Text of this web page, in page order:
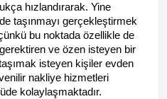
hızlandırarak. Yine
taşınmayı gerçekleştirmek
bu noktada özellikle de
ve özen isteyen bir
isteyen kişiler evden
nakliye hizmetleri
kolaylaşmaktadır.